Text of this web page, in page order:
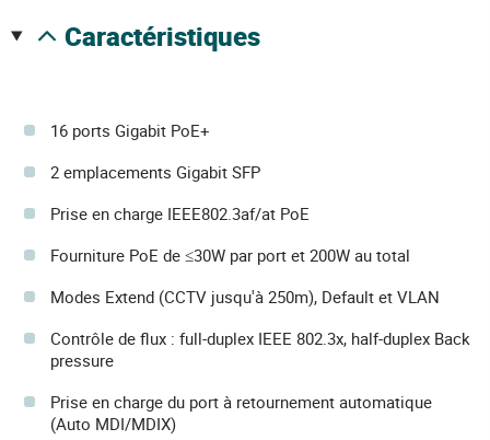
caractéristiques
16 ports Gigabit PoE+
2 emplacements Gigabit SFP
Prise en charge IEEE802.3af/at PoE
Fourniture PoE de ≤30W par port et 200W au total
Modes Extend (CCTV jusqu'à 250m), Default et VLAN
Contrôle de flux : full-duplex IEEE 802.3x, half-duplex Back
pressure
Prise en charge du port à retournement automatique
(Auto MDI/MDIX)